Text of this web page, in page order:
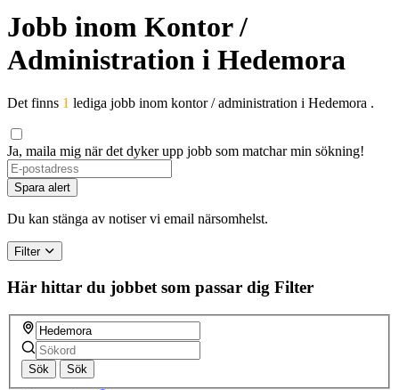
Jobb inom Kontor /
Administration i Hedemora
Det finns 1 lediga jobb inom kontor / administration i Hedemora .
Ja, maila mig när det dyker upp jobb som matchar min sökning!
Spara alert
Du kan stänga av notiser vi email närsomhelst.
Filter
Här hittar du jobbet som passar dig Filter
Sök Sök